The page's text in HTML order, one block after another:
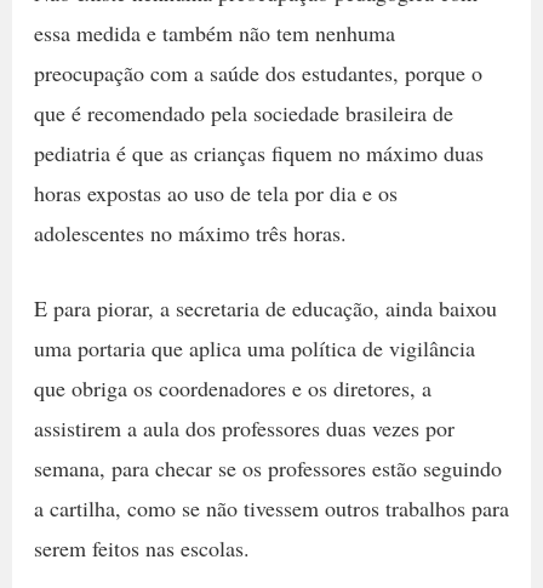
essa medida e também não tem nenhuma
preocupação com a saúde dos estudantes, porque o
que é recomendado pela sociedade brasileira de
pediatria é que as crianças fiquem no máximo duas
horas expostas ao uso de tela por dia e os
adolescentes no máximo três horas.
E para piorar, a secretaria de educação, ainda baixou
uma portaria que aplica uma política de vigilância
que obriga os coordenadores e os diretores, a
assistirem a aula dos professores duas vezes por
semana, para checar se os professores estão seguindo
a cartilha, como se não tivessem outros trabalhos para
serem feitos nas escolas.